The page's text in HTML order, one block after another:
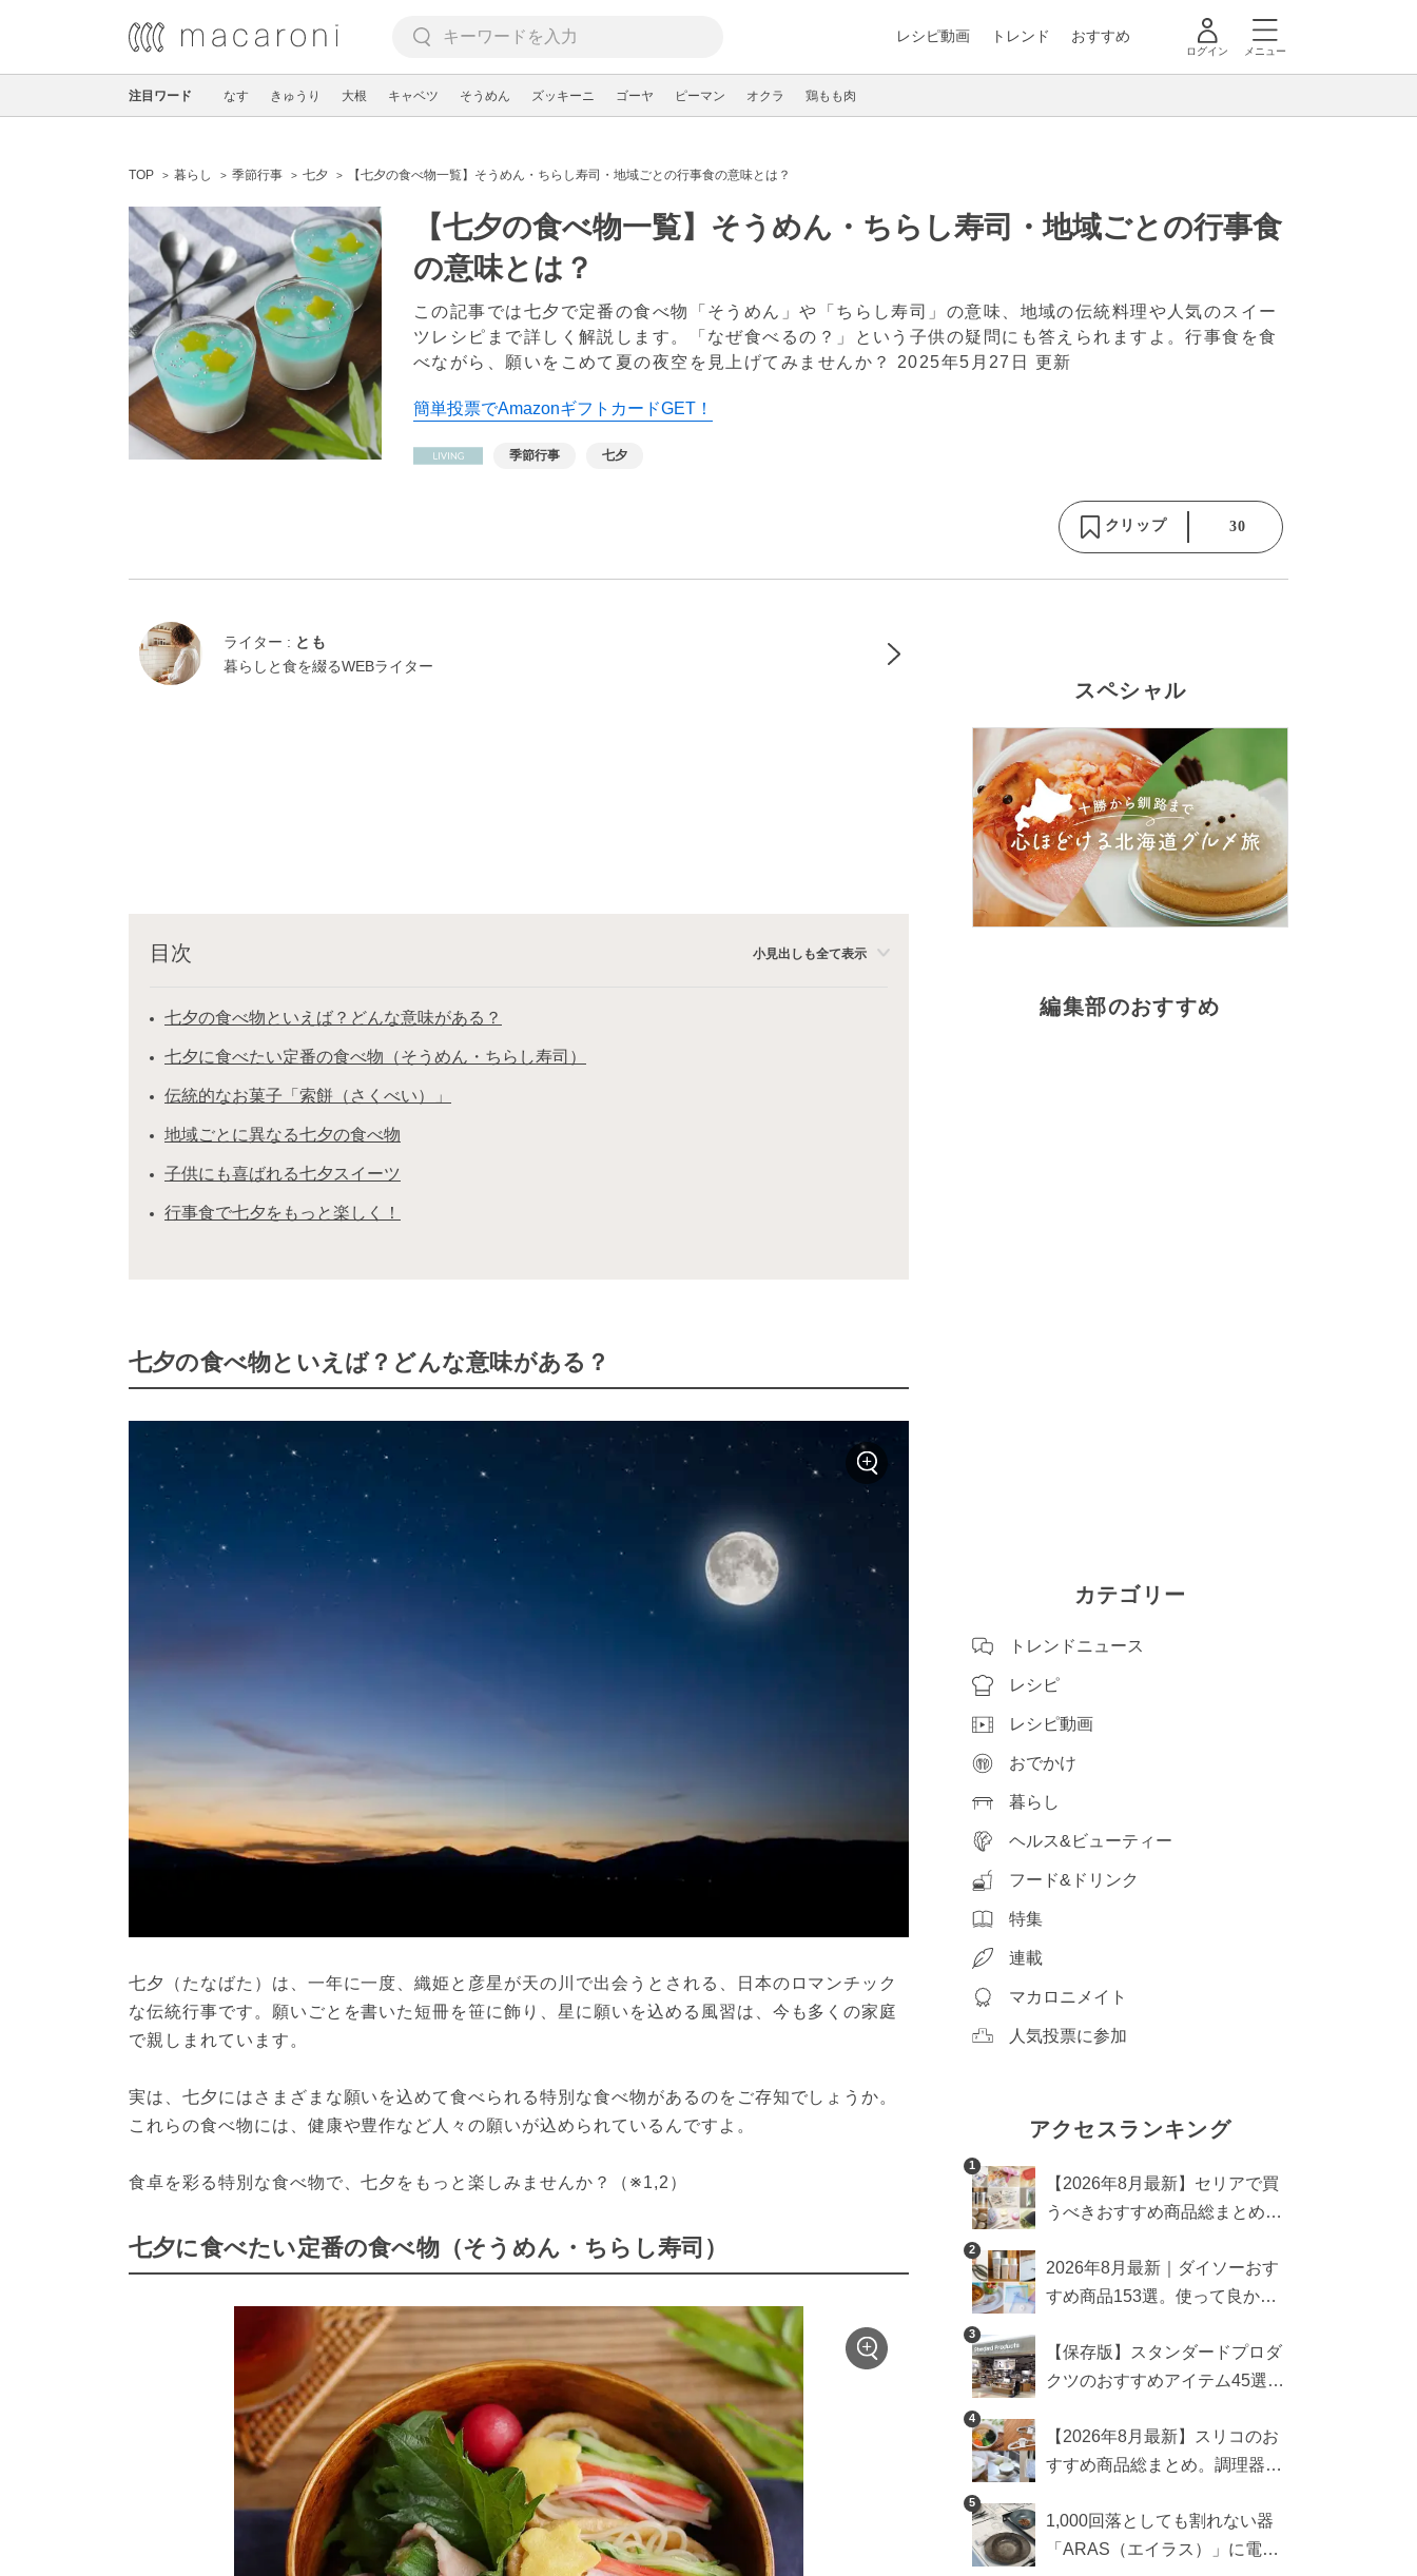
レシピ動画 トレンド おすすめ
ログイン メニュー
注目ワード なす きゅうり 大根 キャベツ そうめん ズッキーニ ゴーヤ ピーマン オクラ 鶏もも肉
TOP 暮らし 季節行事 七夕 【七夕の食べ物一覧】そうめん・ちらし寿司・地域ごとの行事食の意味とは？
【七夕の食べ物一覧】そうめん・ちらし寿司・地域ごとの行事食
の意味とは？
この記事では七夕で定番の食べ物「そうめん」や「ちらし寿司」の意味、地域の伝統料理や人気のスイー
ツレシピまで詳しく解説します。「なぜ食べるの？」という子供の疑問にも答えられますよ。行事食を食
べながら、願いをこめて夏の夜空を見上げてみませんか？ 2025年5月27日 更新
簡単投票でAmazonギフトカードGET！
季節行事 七夕
クリップ 30
ライター : とも
暮らしと食を綴るWEBライター
目次 小見出しも全て表示
七夕の食べ物といえば？どんな意味がある？
七夕に食べたい定番の食べ物（そうめん・ちらし寿司）
伝統的なお菓子「索餅（さくべい）」
地域ごとに異なる七夕の食べ物
子供にも喜ばれる七夕スイーツ
行事食で七夕をもっと楽しく！
七夕の食べ物といえば？どんな意味がある？
七夕（たなばた）は、一年に一度、織姫と彦星が天の川で出会うとされる、日本のロマンチック
な伝統行事です。願いごとを書いた短冊を笹に飾り、星に願いを込める風習は、今も多くの家庭
で親しまれています。
実は、七夕にはさまざまな願いを込めて食べられる特別な食べ物があるのをご存知でしょうか。
これらの食べ物には、健康や豊作など人々の願いが込められているんですよ。
食卓を彩る特別な食べ物で、七夕をもっと楽しみませんか？（※1,2）
七夕に食べたい定番の食べ物（そうめん・ちらし寿司）
スペシャル
編集部のおすすめ
カテゴリー
トレンドニュース
レシピ
レシピ動画
おでかけ
暮らし
ヘルス&ビューティー
フード&ドリンク
特集
連載
マカロニメイト
人気投票に参加
アクセスランキング
1
【2026年8月最新】セリアで買
うべきおすすめ商品総まとめ。
2
2026年8月最新｜ダイソーおす
すめ商品153選。使って良かっ
3
【保存版】スタンダードプロダ
クツのおすすめアイテム45選。
4
【2026年8月最新】スリコのお
すすめ商品総まとめ。調理器具
5
1,000回落としても割れない器
「ARAS（エイラス）」に電子